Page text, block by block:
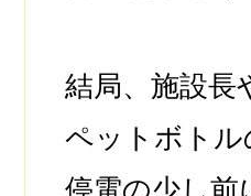
結局、施設長
ペットボトル